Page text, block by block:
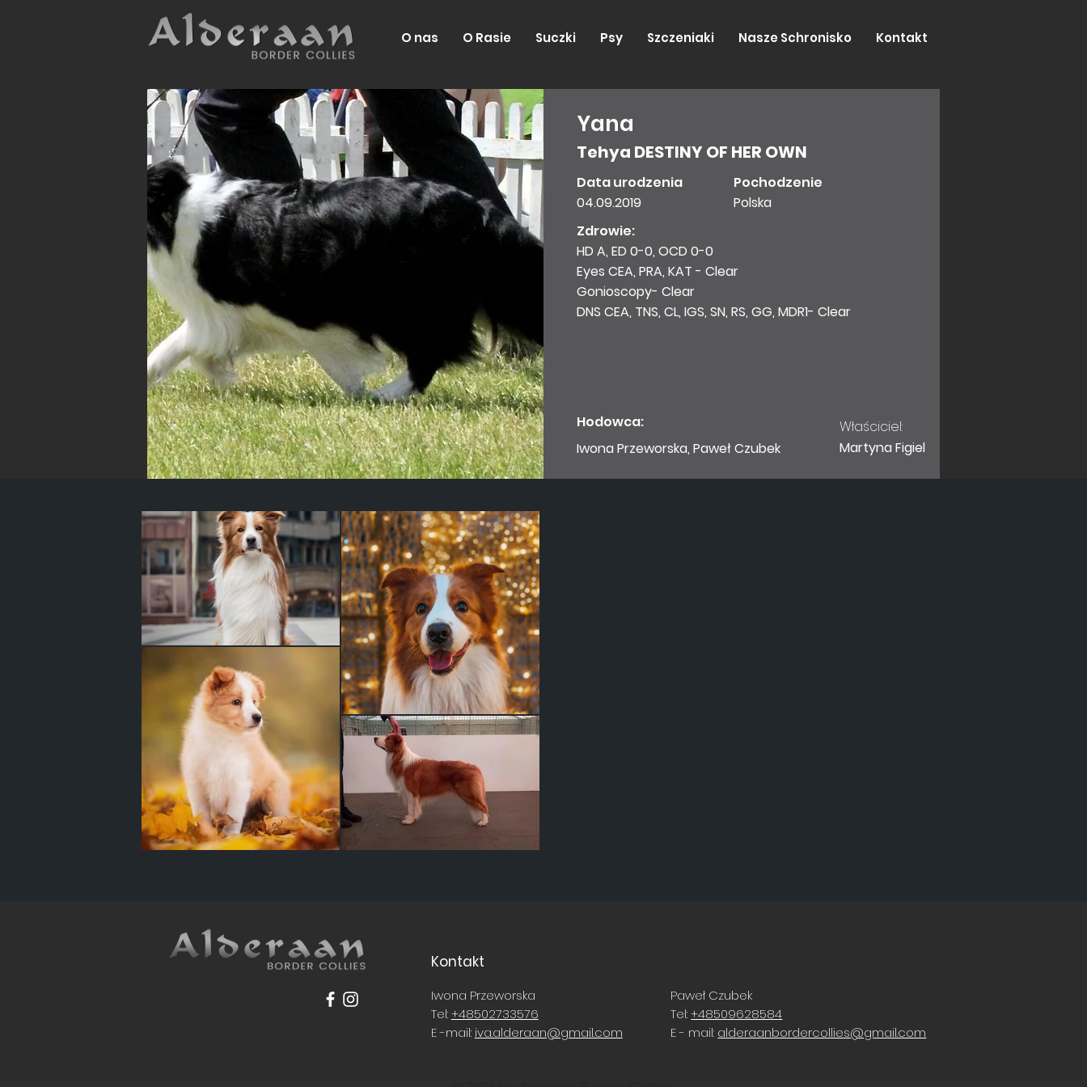
O nas O Rasie Suczki Psy Szczeniaki Nasze Schronisko Kontakt
Yana
Tehya DESTINY OF HER OWN
Data urodzenia
04.09.2019
Pochodzenie
Polska
Zdrowie:
HD A, ED 0-0, OCD 0-0
Eyes CEA, PRA, KAT - Clear
Gonioscopy- Clear
DNS CEA, TNS, CL, IGS, SN, RS, GG, MDR1- Clear
Hodowca:
Iwona Przeworska, Paweł Czubek
Właściciel:
Martyna Figiel
Kontakt
Iwona Przeworska
Tel:+48502733576
E -mail: iva.alderaan@gmail.com
Paweł Czubek
Tel:+48509628584
E - mail: alderaanbordercollies@gmail.com